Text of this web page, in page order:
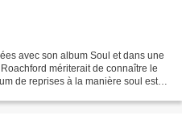
avec son album Soul et dans une
mériterait de connaître le
de reprises à la manière soul est